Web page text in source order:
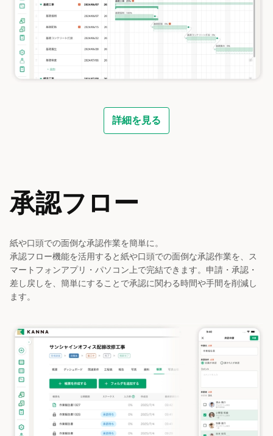
詳細を見る
承認フロー
紙や口頭での面倒な承認作業を簡単に。
承認フロー機能を活用すると紙や口頭での面倒な承認作業を、ス
マートフォンアプリ・パソコン上で完結できます。申請・承認・
差し戻しを、簡単にすることで承認に関わる時間や手間を削減し
ます。